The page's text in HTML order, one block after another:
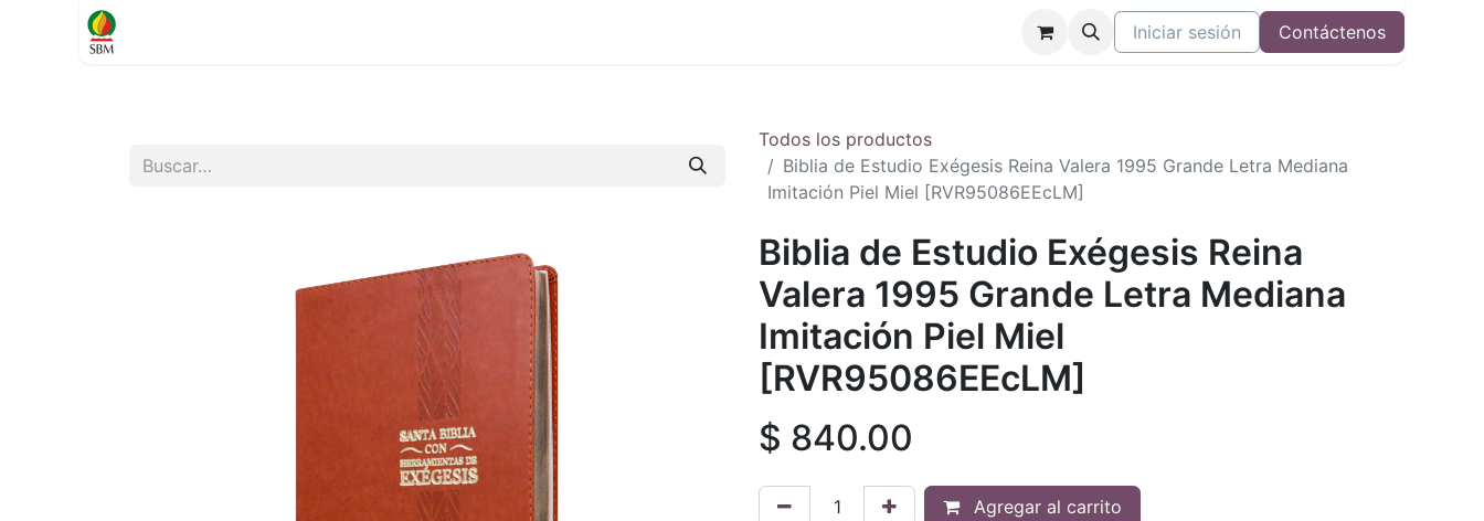
Iniciar sesión Contáctenos
Todos los productos
Biblia de Estudio Exégesis Reina Valera 1995 Grande Letra Mediana
Imitación Piel Miel [RVR95086EEcLM]
Biblia de Estudio Exégesis Reina
Valera 1995 Grande Letra Mediana
Imitación Piel Miel
[RVR95086EEcLM]
$ 840.00
Agregar al carrito